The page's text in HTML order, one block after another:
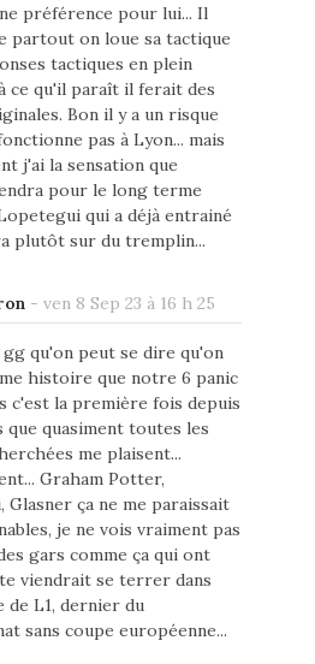
préférence pour lui... Il
partout on loue sa tactique
tactiques en plein
ce qu'il paraît il ferait des
Bon il y a un risque
pas à Lyon... mais
j'ai la sensation que
pour le long terme
qui a déjà entrainé
plutôt sur du tremplin...
- ven 8 Sep 23 à 16 h 25
qu'on peut se dire qu'on
histoire que notre 6 panic
c'est la première fois depuis
que quasiment toutes les
me plaisent...
Graham Potter,
Glasner ça ne me paraissait
je ne vois vraiment pas
gars comme ça qui ont
viendrait se terrer dans
de L1, dernier du
sans coupe européenne...